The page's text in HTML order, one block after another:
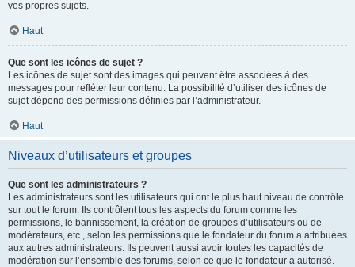
vos propres sujets.
Haut
Que sont les icônes de sujet ?
Les icônes de sujet sont des images qui peuvent être associées à des
messages pour refléter leur contenu. La possibilité d’utiliser des icônes de
sujet dépend des permissions définies par l’administrateur.
Haut
Niveaux d’utilisateurs et groupes
Que sont les administrateurs ?
Les administrateurs sont les utilisateurs qui ont le plus haut niveau de contrôle
sur tout le forum. Ils contrôlent tous les aspects du forum comme les
permissions, le bannissement, la création de groupes d’utilisateurs ou de
modérateurs, etc., selon les permissions que le fondateur du forum a attribuées
aux autres administrateurs. Ils peuvent aussi avoir toutes les capacités de
modération sur l’ensemble des forums, selon ce que le fondateur a autorisé.